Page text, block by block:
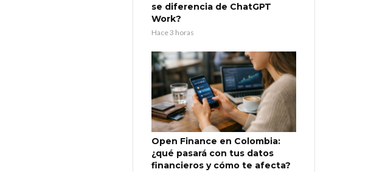
se diferencia de ChatGPT
Work?
Hace 3 horas
Open Finance en Colombia:
¿qué pasará con tus datos
financieros y cómo te afecta?